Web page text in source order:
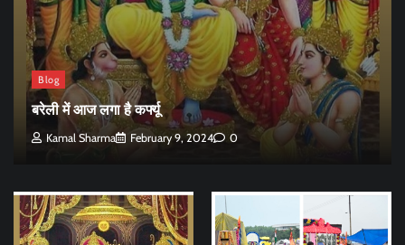
Blog
बरेली में आज लगा है कर्फ्यू
Kamal Sharma February 9, 2024 0